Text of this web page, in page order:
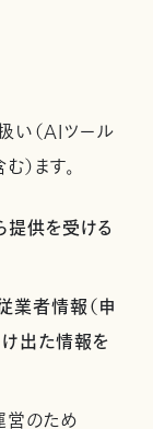
い（AIツール
）ます。
供を受ける
業者情報（申
出た情報を
営のため